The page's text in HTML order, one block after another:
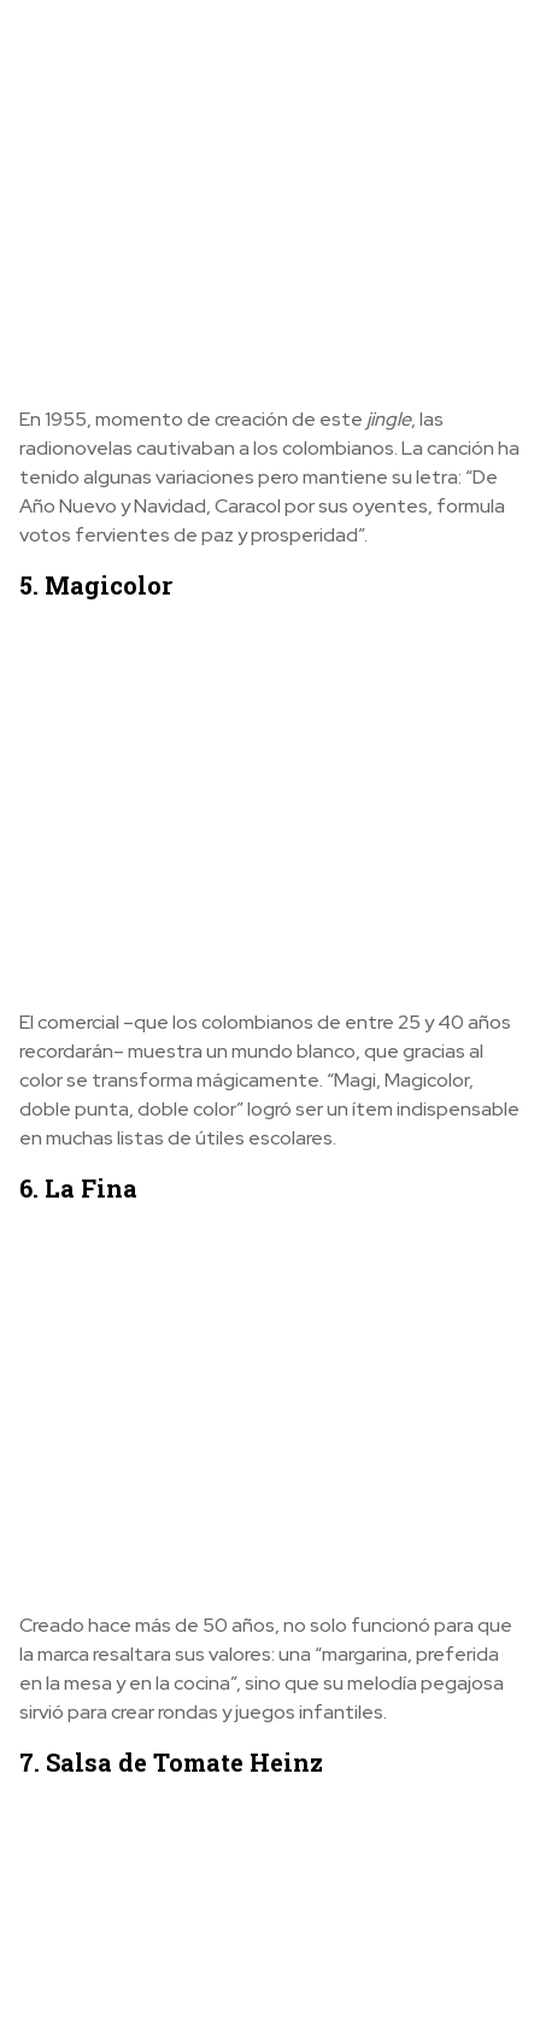
En 1955, momento de creación de este jingle, las
radionovelas cautivaban a los colombianos. La canción ha
tenido algunas variaciones pero mantiene su letra: “De
Año Nuevo y Navidad, Caracol por sus oyentes, formula
votos fervientes de paz y prosperidad”.
5. Magicolor
El comercial –que los colombianos de entre 25 y 40 años
recordarán– muestra un mundo blanco, que gracias al
color se transforma mágicamente. “Magi, Magicolor,
doble punta, doble color” logró ser un ítem indispensable
en muchas listas de útiles escolares.
6. La Fina
Creado hace más de 50 años, no solo funcionó para que
la marca resaltara sus valores: una “margarina, preferida
en la mesa y en la cocina”, sino que su melodía pegajosa
sirvió para crear rondas y juegos infantiles.
7. Salsa de Tomate Heinz